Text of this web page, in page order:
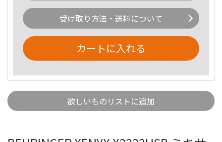
受け取り方法・送料について
カートに入れる
欲しいものリストに追加